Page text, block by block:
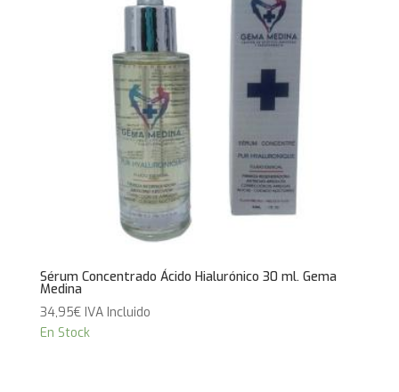
Sérum Concentrado Ácido Hialurónico 30 ml. Gema
Medina
34,95€ IVA Incluido
En Stock